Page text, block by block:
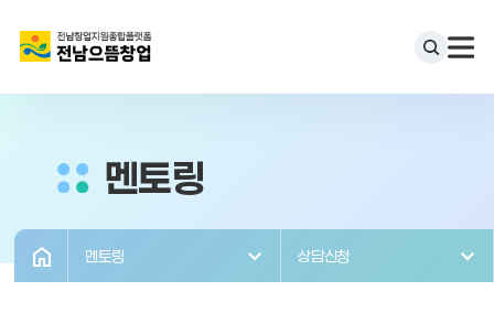
멘토링
멘토링 상담신청